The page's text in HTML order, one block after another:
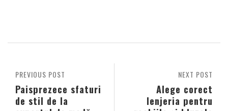
NEXT POST
Alege corect
lenjeria pentru
PREVIOUS POST
Paisprezece sfaturi
de stil de la